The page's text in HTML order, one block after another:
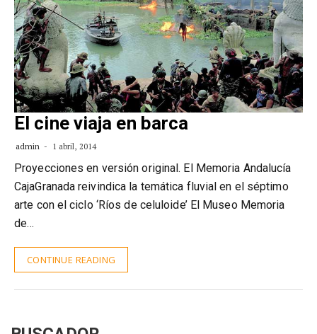
El cine viaja en barca
admin 1 abril, 2014
Proyecciones en versión original. El Memoria Andalucía
CajaGranada reivindica la temática fluvial en el séptimo
arte con el ciclo ‘Ríos de celuloide’ El Museo Memoria
de…
CONTINUE READING